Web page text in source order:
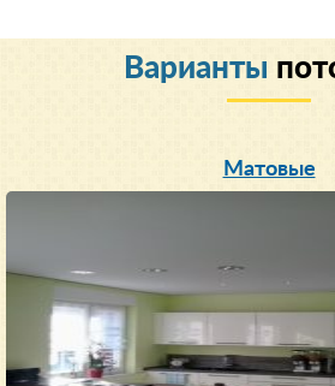
Варианты
Матовые